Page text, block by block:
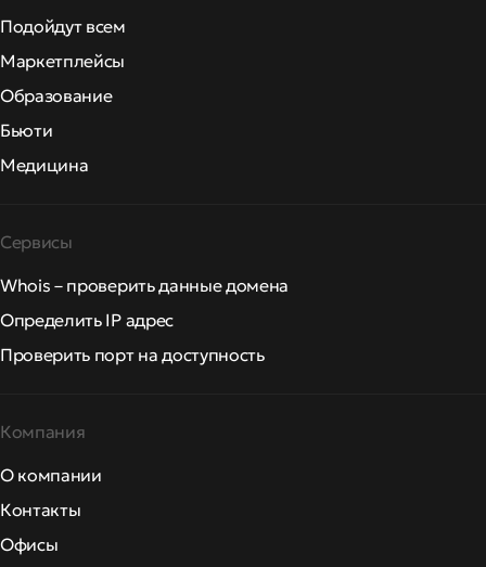
Подойдут всем
Маркетплейсы
Образование
Бьюти
Медицина
Сервисы
Whois – проверить данные домена
Определить IP адрес
Проверить порт на доступность
Компания
О компании
Контакты
Офисы